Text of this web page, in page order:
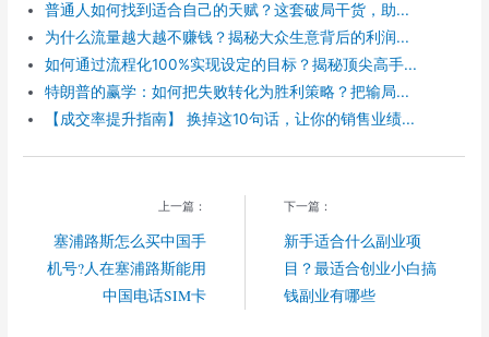
k
m
b
o
普通人如何找到适合自己的天赋？这套破局干货，助...
为什么流量越大越不赚钱？揭秘大众生意背后的利润...
如何通过流程化100%实现设定的目标？揭秘顶尖高手...
特朗普的赢学：如何把失败转化为胜利策略？把输局...
【成交率提升指南】 换掉这10句话，让你的销售业绩...
上一篇：
塞浦路斯怎么买中国手
机号?人在塞浦路斯能用
中国电话SIM卡
下一篇：
新手适合什么副业项
目？最适合创业小白搞
钱副业有哪些